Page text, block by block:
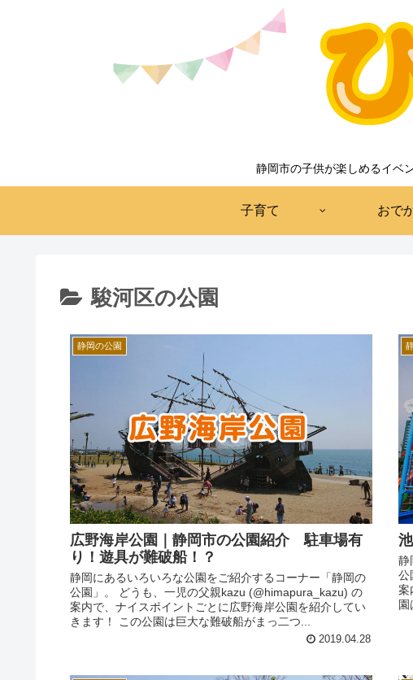
静岡市の子供が楽しめるイベ
子育て おで
駿河区の公園
静岡の公園
広野海岸公園｜静岡市の公園紹介 駐車場有
り！遊具が難破船！？
静岡にあるいろいろな公園をご紹介するコーナー「静岡の
公園」。 どうも、一児の父親kazu (@himapura_kazu) の
案内で、ナイスポイントごとに広野海岸公園を紹介してい
きます！ この公園は巨大な難破船がまっ二つ...
2019.04.28
静
公
案